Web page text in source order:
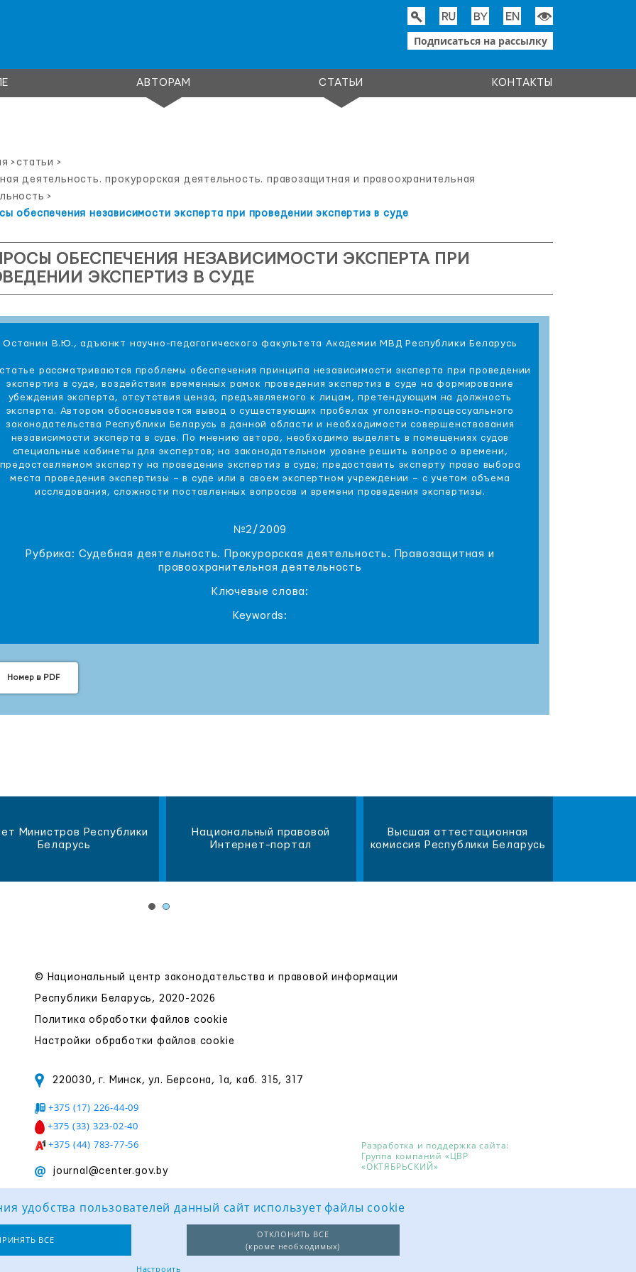
Подписаться на рассылку
АВТОРАМ СТАТЬИ КОНТАКТЫ
>статьи >
деятельность. прокурорская деятельность. правозащитная и правоохранительная
>
обеспечения независимости эксперта при проведении экспертиз в суде
ОБЕСПЕЧЕНИЯ НЕЗАВИСИМОСТИ ЭКСПЕРТА ПРИ
ЭКСПЕРТИЗ В СУДЕ
Останин В.Ю., адъюнкт научно-педагогического факультета Академии МВД Республики Беларусь
рассматриваются проблемы обеспечения принципа независимости эксперта при проведении
экспертиз в суде, воздействия временных рамок проведения экспертиз в суде на формирование
убеждения эксперта, отсутствия ценза, предъявляемого к лицам, претендующим на должность
эксперта. Автором обосновывается вывод о существующих пробелах уголовно-процессуального
законодательства Республики Беларусь в данной области и необходимости совершенствования
независимости эксперта в суде. По мнению автора, необходимо выделять в помещениях судов
специальные кабинеты для экспертов; на законодательном уровне решить вопрос о времени,
предоставляемом эксперту на проведение экспертиз в суде; предоставить эксперту право выбора
места проведения экспертизы – в суде или в своем экспертном учреждении – с учетом объема
исследования, сложности поставленных вопросов и времени проведения экспертизы.
№2/2009
Рубрика: Судебная деятельность. Прокурорская деятельность. Правозащитная и
правоохранительная деятельность
Ключевые слова:
Keywords:
Номер в PDF
Министров Республики
Беларусь
Национальный правовой
Интернет-портал
Высшая аттестационная
комиссия Республики Беларусь
© Национальный центр законодательства и правовой информации
Республики Беларусь, 2020-2026
Политика обработки файлов cookie
Настройки обработки файлов cookie
220030, г. Минск, ул. Берсона, 1а, каб. 315, 317
+375 (17) 226-44-09
+375 (33) 323-02-40
+375 (44) 783-77-56
journal@center.gov.by
Разработка и поддержка сайта:
Группа компаний «ЦВР
«ОКТЯБРЬСКИЙ»
удобства пользователей данный сайт использует файлы cookie
ВСЕ
ОТКЛОНИТЬ ВСЕ
(кроме необходимых)
Настроить